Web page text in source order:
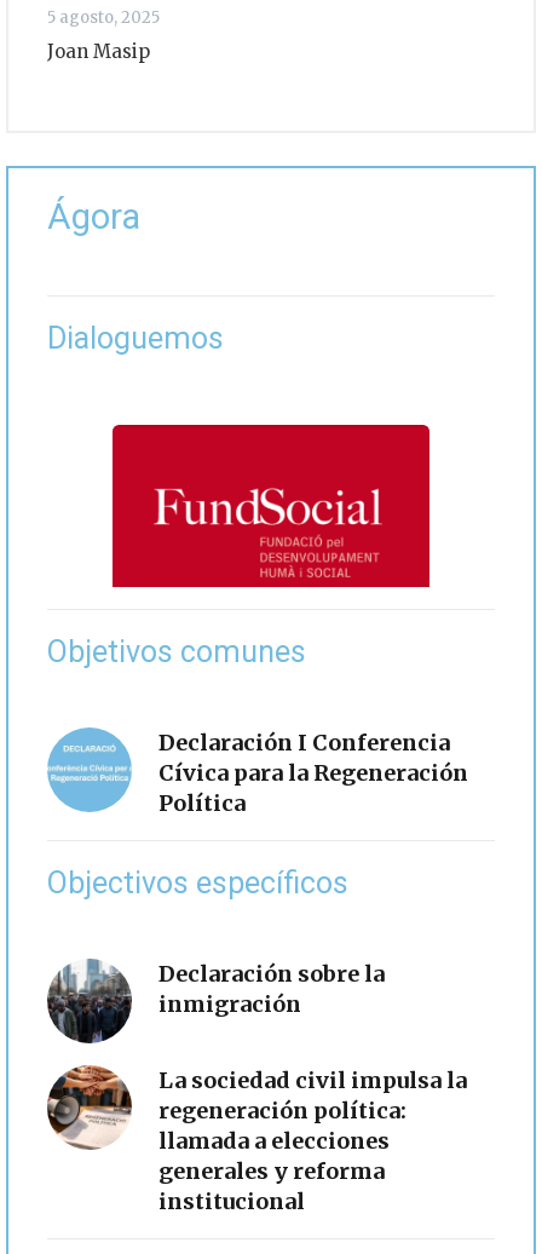
5 agosto, 2025
Joan Masip
Ágora
Dialoguemos
Objetivos comunes
Declaración I Conferencia
Cívica para la Regeneración
Política
Objectivos específicos
Declaración sobre la
inmigración
La sociedad civil impulsa la
regeneración política:
llamada a elecciones
generales y reforma
institucional